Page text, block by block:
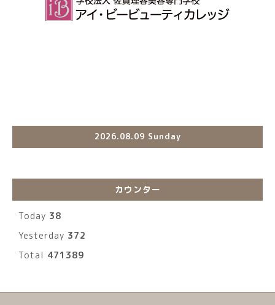
2026.08.09 Sunday
カウンター
Today 38
Yesterday 372
Total 471389